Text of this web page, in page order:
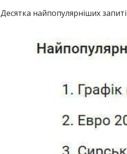
Десятка найпопулярніших